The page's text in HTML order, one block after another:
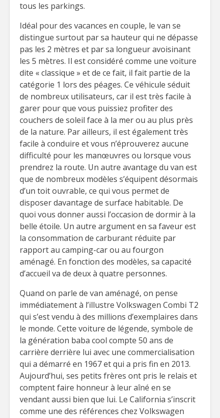
tous les parkings.
Idéal pour des vacances en couple, le van se
distingue surtout par sa hauteur qui ne dépasse
pas les 2 mètres et par sa longueur avoisinant
les 5 mètres. Il est considéré comme une voiture
dite « classique » et de ce fait, il fait partie de la
catégorie 1 lors des péages. Ce véhicule séduit
de nombreux utilisateurs, car il est très facile à
garer pour que vous puissiez profiter des
couchers de soleil face à la mer ou au plus près
de la nature. Par ailleurs, il est également très
facile à conduire et vous n’éprouverez aucune
difficulté pour les manœuvres ou lorsque vous
prendrez la route. Un autre avantage du van est
que de nombreux modèles s’équipent désormais
d’un toit ouvrable, ce qui vous permet de
disposer davantage de surface habitable. De
quoi vous donner aussi l’occasion de dormir à la
belle étoile. Un autre argument en sa faveur est
la consommation de carburant réduite par
rapport au camping-car ou au fourgon
aménagé. En fonction des modèles, sa capacité
d’accueil va de deux à quatre personnes.
Quand on parle de van aménagé, on pense
immédiatement à l’illustre Volkswagen Combi T2
qui s’est vendu à des millions d’exemplaires dans
le monde. Cette voiture de légende, symbole de
la génération baba cool compte 50 ans de
carrière derrière lui avec une commercialisation
qui a démarré en 1967 et qui a pris fin en 2013.
Aujourd’hui, ses petits frères ont pris le relais et
comptent faire honneur à leur aîné en se
vendant aussi bien que lui. Le California s’inscrit
comme une des références chez Volkswagen